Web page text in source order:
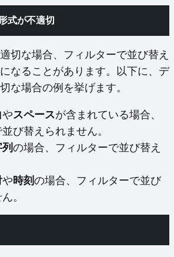
式が不適切
切な場合、フィルターで並び替え
なることがあります。以下に、デ
な場合の例を挙げます。
やスペースが含まれている場合、
び替えられません。
の場合、フィルターで並び替え
や 時刻の場合、フィルターで並び
。